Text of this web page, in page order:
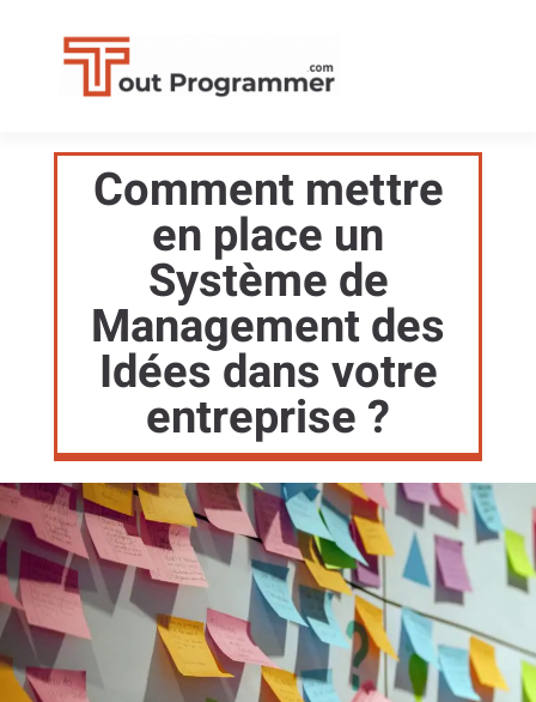
Comment mettre
en place un
Système de
Management des
Idées dans votre
entreprise ?